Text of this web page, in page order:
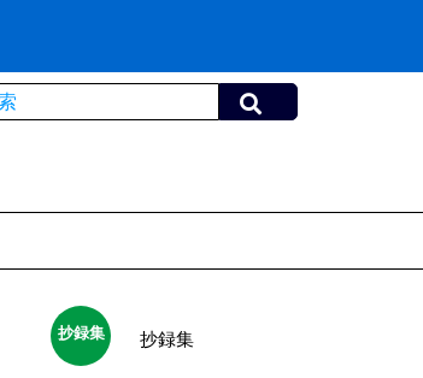
抄録集 抄録集